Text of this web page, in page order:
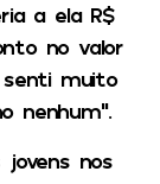
a ela R$
no valor
senti muito
nenhum”.
nos